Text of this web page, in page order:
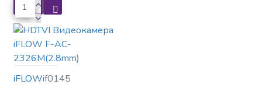
iFLOWif0145